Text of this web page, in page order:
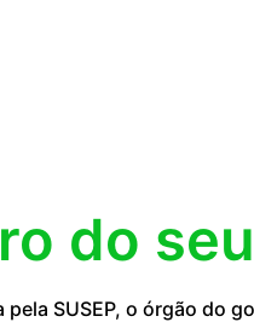
do
SUSEP, o órgão do